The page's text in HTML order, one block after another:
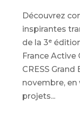
Découvrez
inspirantes
de la 3ᵉ
France Active
CRESS
novembre, en
projets...